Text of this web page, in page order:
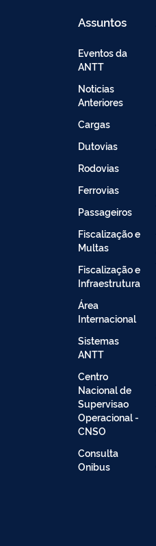
Assuntos
Eventos da
ANTT
Noticias
Anteriores
Cargas
Dutovias
Rodovias
Ferrovias
Passageiros
Fiscalização e
Multas
Fiscalização e
Infraestrutura
Área
Internacional
Sistemas
ANTT
Centro
Nacional de
Supervisao
Operacional -
CNSO
Consulta
Onibus